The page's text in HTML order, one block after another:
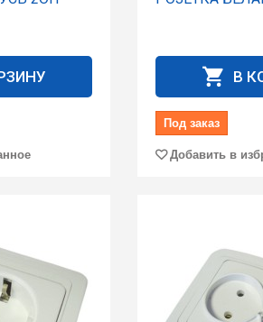
В
Под заказ
Добавить в